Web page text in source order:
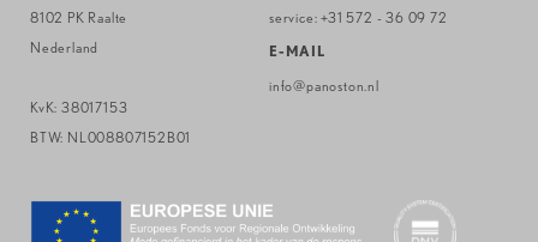
8102 PK Raalte
Nederland
KvK: 38017153
BTW: NL008807152B01
service:+31 572 - 36 09 72
E-MAIL
info@panoston.nl